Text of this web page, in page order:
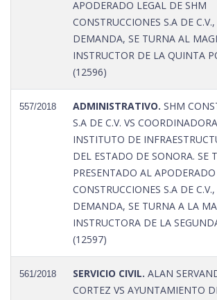
APODERADO LEGAL DE SHM
CONSTRUCCIONES S.A DE
DEMANDA, SE TURNA AL
INSTRUCTOR DE LA QUINTA
(12596)
557/2018 ADMINISTRATIVO. SHM
S.A DE C.V. VS
INSTITUTO DE
DEL ESTADO DE SONORA. SE
PRESENTADO AL
CONSTRUCCIONES S.A DE
DEMANDA, SE TURNA A LA
INSTRUCTORA DE LA
(12597)
561/2018 SERVICIO CIVIL. ALAN
CORTEZ VS AYUNTAMIENTO